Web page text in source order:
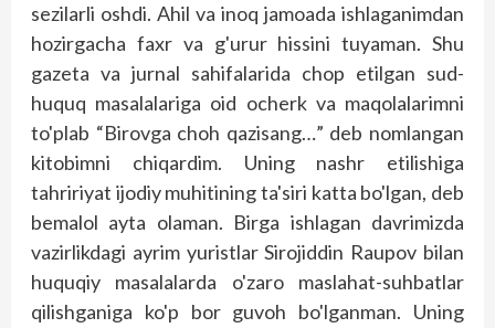
sezilarli oshdi. Ahil va inoq jamoada ishlaganimdan
hozirgacha faxr va g'urur hissini tuyaman. Shu
gazeta va jurnal sahifalarida chop etilgan sud-
huquq masalalariga oid ocherk va maqolalarimni
to'plab “Birovga choh qazisang…” deb nomlangan
kitobimni chiqardim. Uning nashr etilishiga
tahririyat ijodiy muhitining ta'siri katta bo'lgan, deb
bemalol ayta olaman. Birga ishlagan davrimizda
vazirlikdagi ayrim yuristlar Sirojiddin Rau­pov bilan
huquqiy masalalarda o'zaro maslahat-suhbatlar
qilishganiga ko'p bor guvoh bo'lganman. Uning